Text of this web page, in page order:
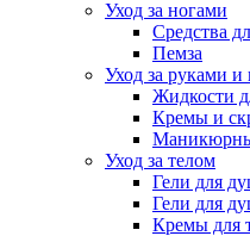
Уход за ногами
Средства
Пемза
Уход за руками и
Жидкости
Кремы и
Уход за телом
Гели для
Гели для
Кремы для